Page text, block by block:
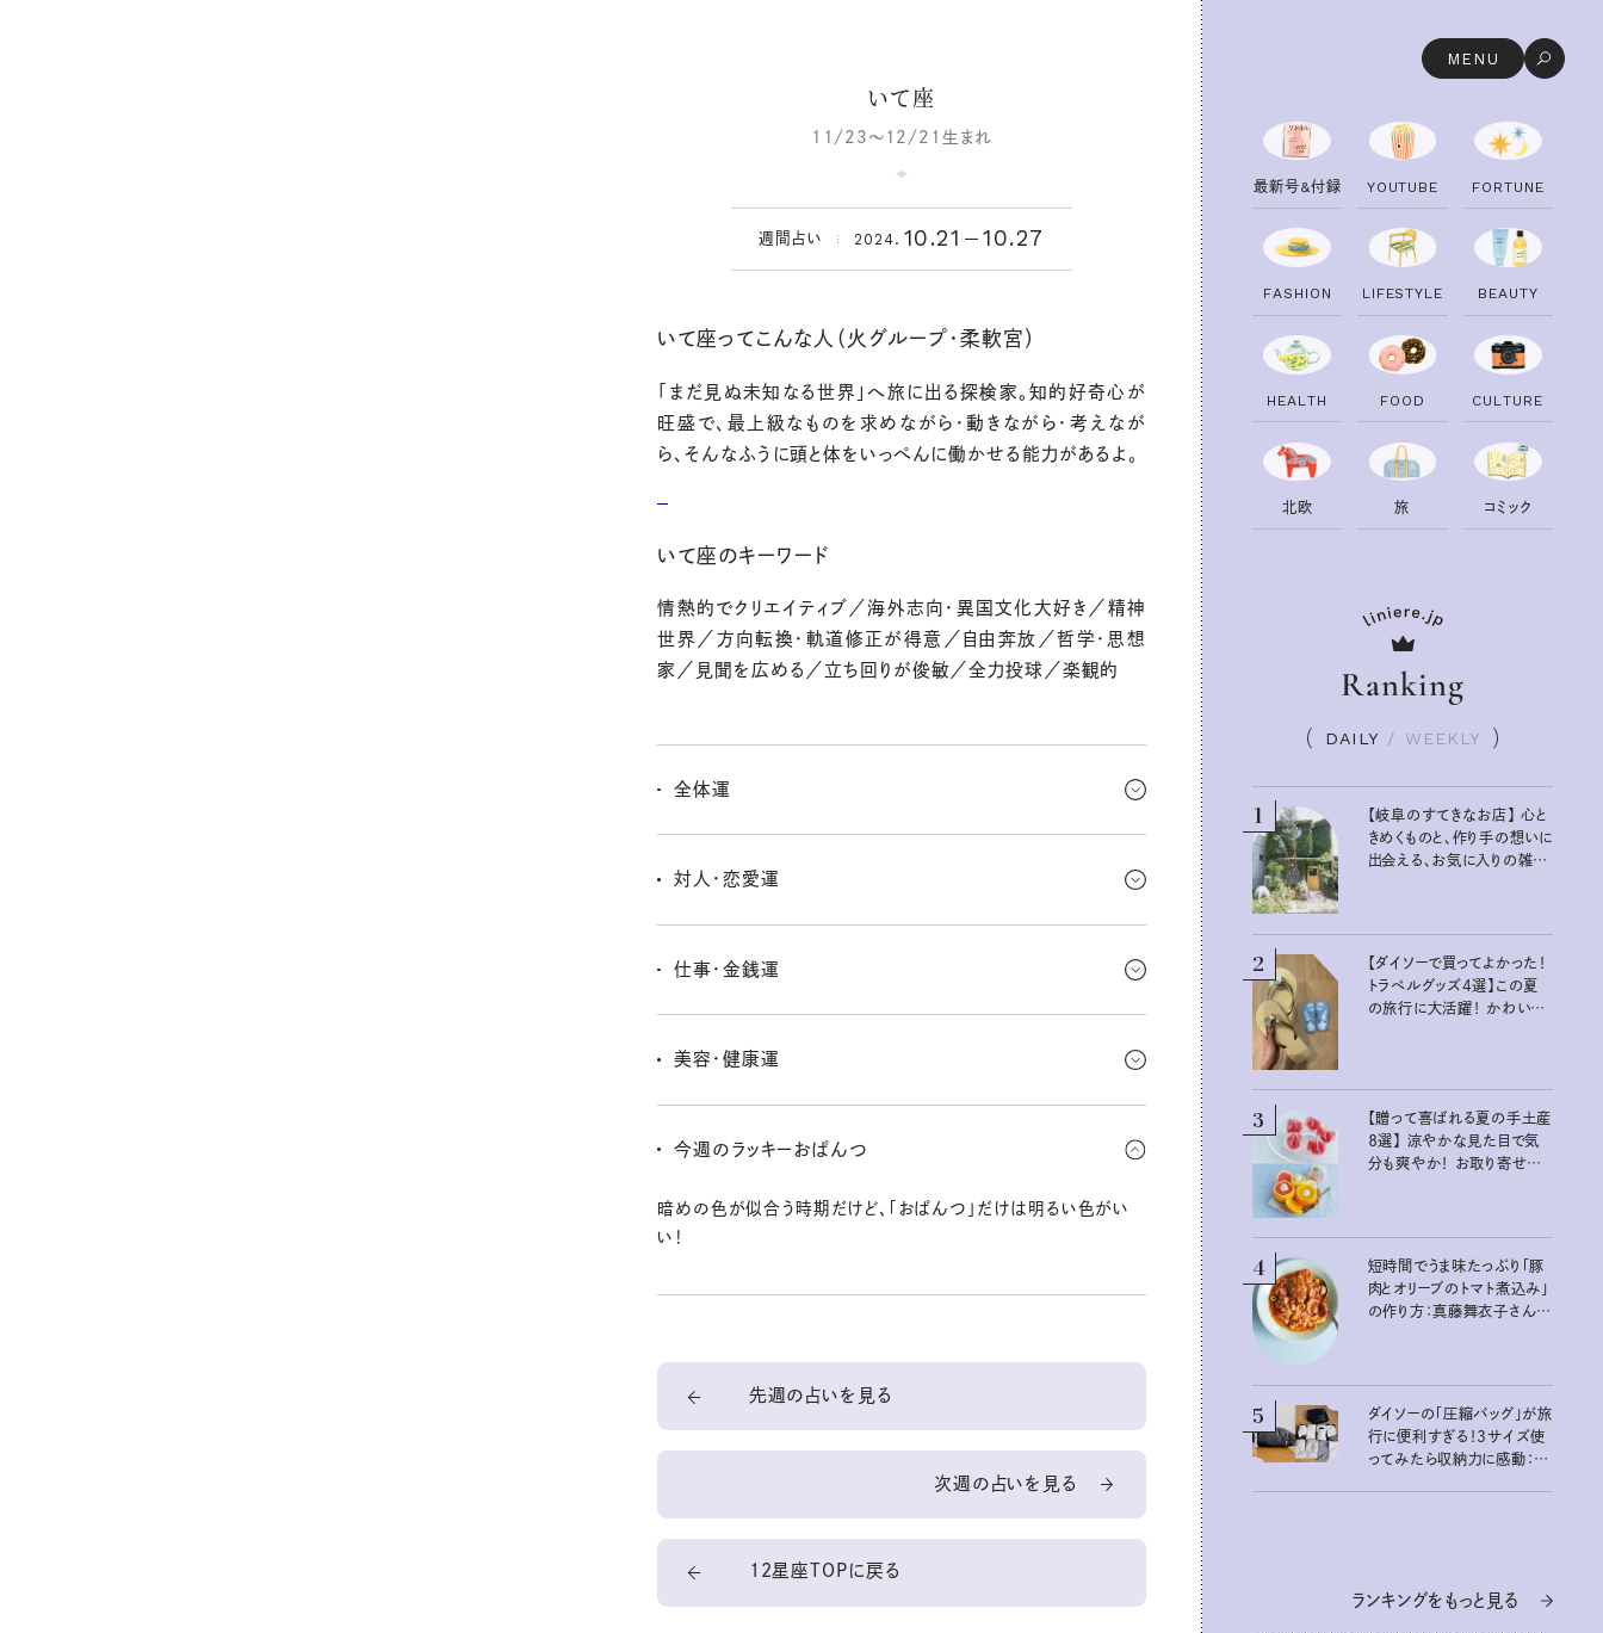
MENU
いて座
11/23～12/21生まれ
週間占い 2024. 10.21 10.27
いて座ってこんな人（火グループ・柔軟宮）
「まだ見ぬ未知なる世界」へ旅に出る探検家。知的好奇心が
旺盛で、最上級なものを求めながら・動きながら・考えなが
ら、そんなふうに頭と体をいっぺんに働かせる能力があるよ。
いて座のキーワード
情熱的でクリエイティブ／海外志向・異国文化大好き／精神
世界／方向転換・軌道修正が得意／自由奔放／哲学・思想
家／見聞を広める／立ち回りが俊敏／全力投球／楽観的
全体運
てるよね。自分の内なる感情に目を向けてみるきっかけもあるん
対人・恋愛運
くなってきた関係、いざこざがある関係は思い切ってちょっとスロー
仕事・金銭運
し、成長のためにしっかりスキルアップしようという意気込みが燃
美容・健康運
身体を動かすことも、気持ちが重たくなったときにはとっても有効だ
今週のラッキーおぱんつ
暗めの色が似合う時期だけど、「おぱんつ」だけは明るい色がい
い！
先週の占いを見る
次週の占いを見る
12星座TOPに戻る
最新号&付録 YO UTU B E FO RTU N E
FAS H I O N LI FESTYLE B EAUTY
H EALTH FO O D CU LTU RE
北欧 旅 コ ミ ック
Ranking
DAILY / WEEKLY
1
【岐阜のすてきなお店】 心と
きめくものと、作り手の想いに
出会える、お気に入りの雑貨
2
【ダイソーで買ってよかった！
トラベルグッズ4選】この夏
の旅行に大活躍！ かわいく
3
【贈って喜ばれる夏の手土産
８選】 涼やかな見た目で気
分も爽やか！ お取り寄せも
4
短時間でうま味たっぷり「豚
肉とオリーブのトマト煮込み」
の作り方：真藤舞衣子さん
5
ダイソーの「圧縮バッグ」が旅
行に便利すぎる！3サイズ使
ってみたら収納力に感動：
ランキングをもっと見る